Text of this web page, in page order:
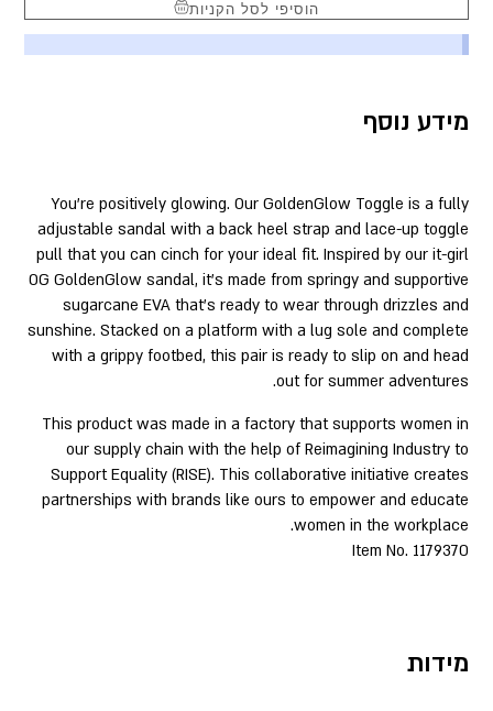
הוסיפי לסל הקניות
מידע נוסף
You’re positively glowing. Our GoldenGlow Toggle is a fully
adjustable sandal with a back heel strap and lace-up toggle
pull that you can cinch for your ideal fit. Inspired by our it-girl
OG GoldenGlow sandal, it’s made from springy and supportive
sugarcane EVA that’s ready to wear through drizzles and
sunshine. Stacked on a platform with a lug sole and complete
with a grippy footbed, this pair is ready to slip on and head
out for summer adventures.
This product was made in a factory that supports women in
our supply chain with the help of Reimagining Industry to
Support Equality (RISE). This collaborative initiative creates
partnerships with brands like ours to empower and educate
women in the workplace.
Item No. 1179370
מידות